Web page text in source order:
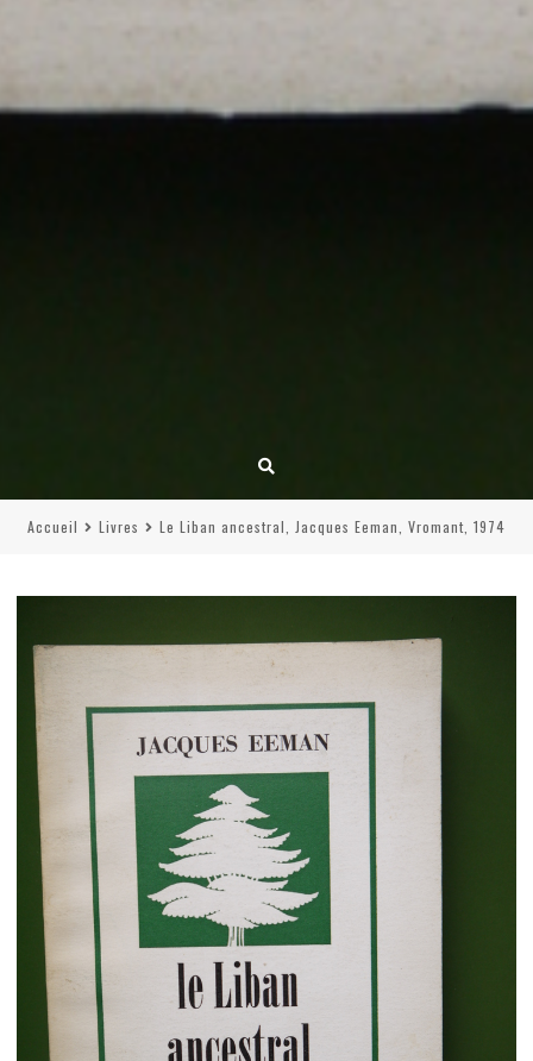
Accueil Livres Le Liban ancestral, Jacques Eeman, Vromant, 1974